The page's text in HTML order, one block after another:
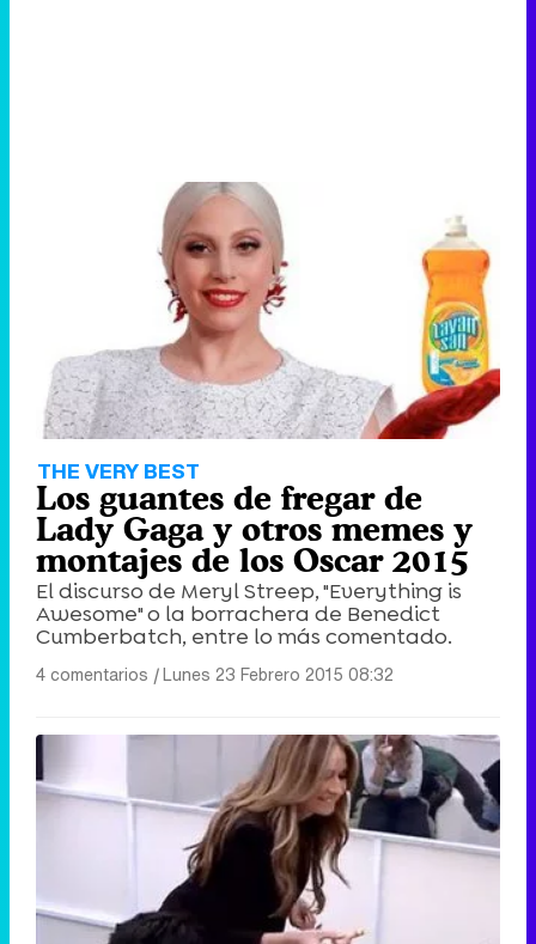
THE VERY BEST
Los guantes de fregar de
Lady Gaga y otros memes y
montajes de los Oscar 2015
El discurso de Meryl Streep, "Everything is
Awesome" o la borrachera de Benedict
Cumberbatch, entre lo más comentado.
4 comentarios |Lunes 23 Febrero 2015 08:32